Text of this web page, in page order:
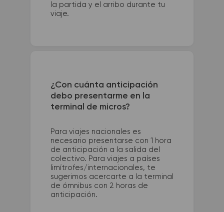
la partida y el arribo durante tu
viaje.
¿Con cuánta anticipación
debo presentarme en la
terminal de micros?
Para viajes nacionales es
necesario presentarse con 1 hora
de anticipación a la salida del
colectivo. Para viajes a países
limítrofes/internacionales, te
sugerimos acercarte a la terminal
de ómnibus con 2 horas de
anticipación.